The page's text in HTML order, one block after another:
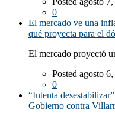
0
El mercado ve una
qué proyecta para el
El mercado proyectó
Posted agosto
0
“Intenta
Gobierno contra